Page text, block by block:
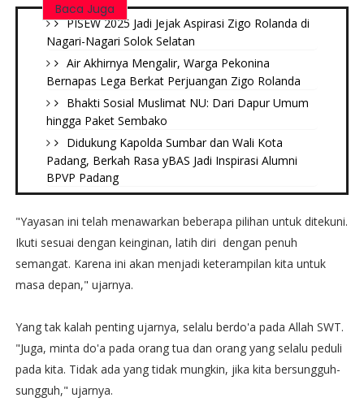
Baca Juga
PISEW 2025 Jadi Jejak Aspirasi Zigo Rolanda di
Nagari-Nagari Solok Selatan
Air Akhirnya Mengalir, Warga Pekonina
Bernapas Lega Berkat Perjuangan Zigo Rolanda
Bhakti Sosial Muslimat NU: Dari Dapur Umum
hingga Paket Sembako
Didukung Kapolda Sumbar dan Wali Kota
Padang, Berkah Rasa yBAS Jadi Inspirasi Alumni
BPVP Padang
"Yayasan ini telah menawarkan beberapa pilihan untuk ditekuni.
Ikuti sesuai dengan keinginan, latih diri dengan penuh
semangat. Karena ini akan menjadi keterampilan kita untuk
masa depan," ujarnya.
Yang tak kalah penting ujarnya, selalu berdo'a pada Allah SWT.
"Juga, minta do'a pada orang tua dan orang yang selalu peduli
pada kita. Tidak ada yang tidak mungkin, jika kita bersungguh-
sungguh," ujarnya.